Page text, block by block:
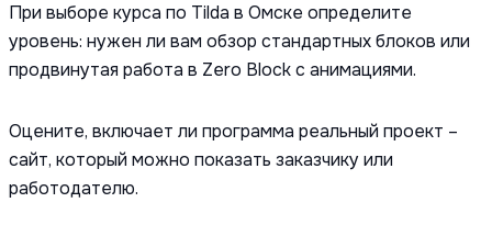
При выборе курса по Tilda в Омске определите
уровень: нужен ли вам обзор стандартных блоков или
продвинутая работа в Zero Block с анимациями.
Оцените, включает ли программа реальный проект –
сайт, который можно показать заказчику или
работодателю.